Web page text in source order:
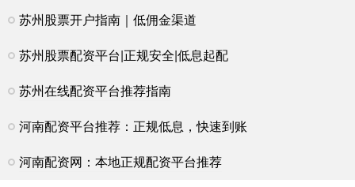
苏州股票开户指南｜低佣金渠道
苏州股票配资平台|正规安全|低息起配
苏州在线配资平台推荐指南
河南配资平台推荐：正规低息，快速到账
河南配资网：本地正规配资平台推荐